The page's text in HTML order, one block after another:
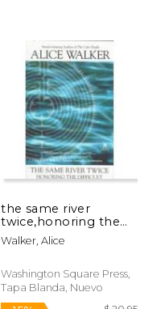
15%
dcto.
the same river
twice,honoring the
difficult (en Inglés)
Walker, Alice
Washington Square Press,
Tapa Blanda, Nuevo